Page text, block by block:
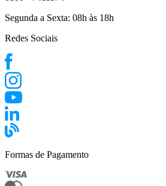
Segunda a Sexta: 08h às 18h
Redes Sociais
Formas de Pagamento